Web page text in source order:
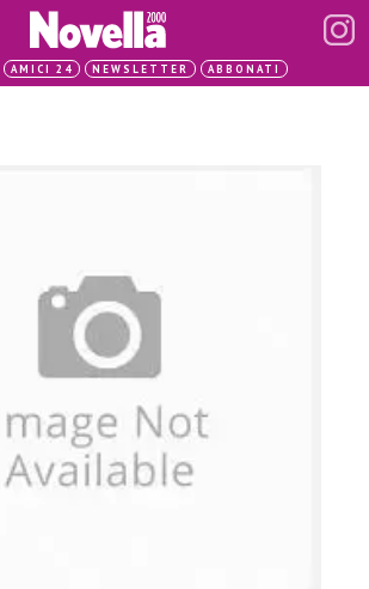
AMICI 24 NEWSLETTER ABBONATI